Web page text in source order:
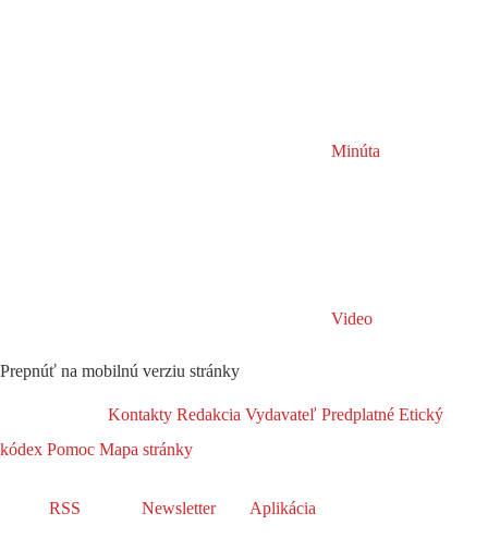
Minúta
Video
Prepnúť na mobilnú verziu stránky
Kontakty Redakcia Vydavateľ Predplatné Etický
kódex Pomoc Mapa stránky
RSS Newsletter Aplikácia